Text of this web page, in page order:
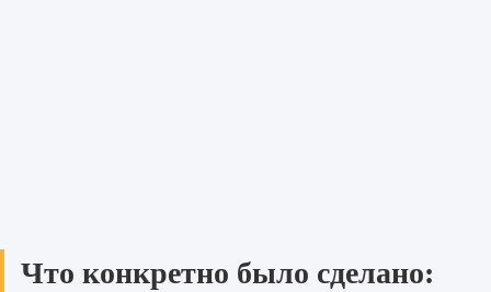
Что конкретно было сделано: